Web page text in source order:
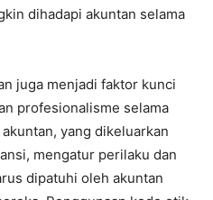
dihadapi akuntan selama
juga menjadi faktor kunci
profesionalisme selama
yang dikeluarkan
mengatur perilaku dan
dipatuhi oleh akuntan